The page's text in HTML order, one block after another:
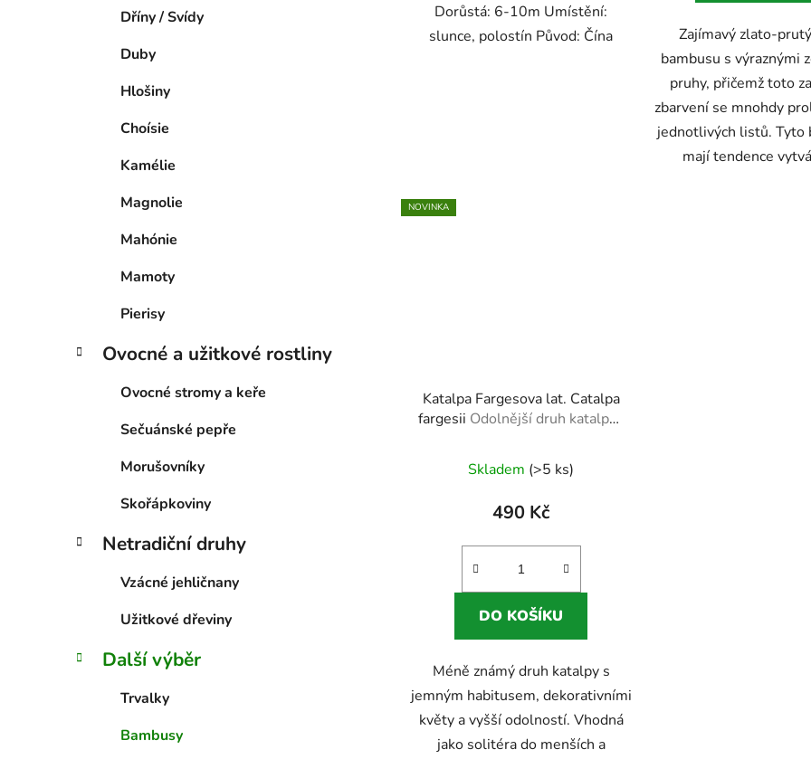
Dříny / Svídy
Duby
Hlošiny
Choísie
Kamélie
Magnolie
Mahónie
Mamoty
Pierisy
Ovocné a užitkové rostliny
Ovocné stromy a keře
Sečuánské pepře
Morušovníky
Skořápkoviny
Netradiční druhy
Vzácné jehličnany
Užitkové dřeviny
Další výběr
Trvalky
Bambusy
Dorůstá: 6-10m Umístění:
slunce, polostín Původ: Čína
Zajímavý zlato-
bambusu s výraznými
pruhy, přičemž toto
zbarvení se mnohdy
jednotlivých listů. Tyto
mají tendence
NOVINKA
Katalpa Fargesova lat. Catalpa
fargesii Odolnější druh katalpy i
Skladem (>5 ks)
490 Kč
DO KOŠÍKU
Méně známý druh katalpy s
jemným habitusem, dekorativními
květy a vyšší odolností. Vhodná
jako solitéra do menších a